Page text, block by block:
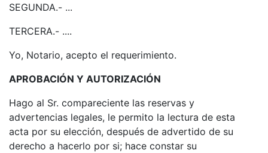
SEGUNDA.- ...
TERCERA.- ....
Yo, Notario, acepto el requerimiento.
APROBACIÓN Y AUTORIZACIÓN
Hago al Sr. compareciente las reservas y
advertencias legales, le permito la lectura de esta
acta por su elección, después de advertido de su
derecho a hacerlo por si; hace constar su